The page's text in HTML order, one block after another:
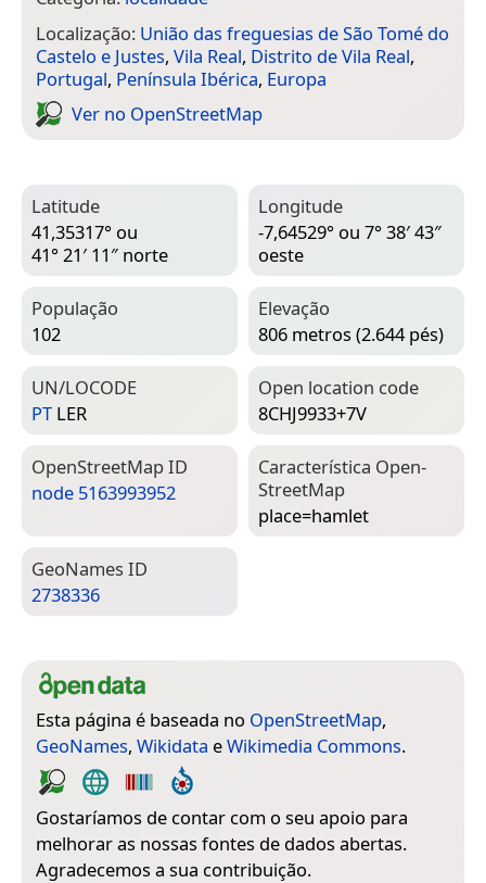
Localização: União das freguesias de São Tomé do
Castelo e Justes, Vila Real, Distrito de Vila Real,
Portugal, Península Ibérica, Europa
Ver no Open­Street­Map
Latitude
41,35317° ou
41° 21′ 11″ norte
Longitude
-7,64529° ou 7° 38′ 43″
oeste
População
102
Elevação
806 metros (2.644 pés)
UN/LOCODE
PT LER
Open location code
8CHJ9933+7V
Open­Street­Map ID
node 5163993952
Característica Open­
Street­Map
place=­hamlet
Geo­Names ID
2738336
Esta página é baseada no OpenStreetMap,
GeoNames, Wikidata eWikimedia Commons.
Gostaríamos de contar com o seu apoio para
melhorar as nossas fontes de dados abertas.
Agradecemos a sua contribuição.